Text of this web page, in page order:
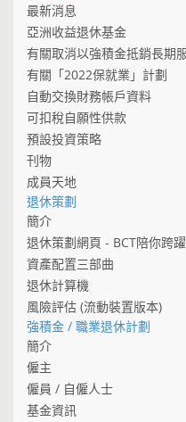
最新消息
亞洲收益退休基金
有關取消以強積金抵銷長期
有關「2022保就業」計劃
自動交換財務帳戶資料
可扣稅自願性供款
預設投資策略
刊物
成員天地
退休策劃
簡介
退休策劃網頁 - BCT陪你跨
資產配置三部曲
退休計算機
風險評估 (流動裝置版本)
強積金 / 職業退休計劃
簡介
僱主
僱員 / 自僱人士
基金資訊